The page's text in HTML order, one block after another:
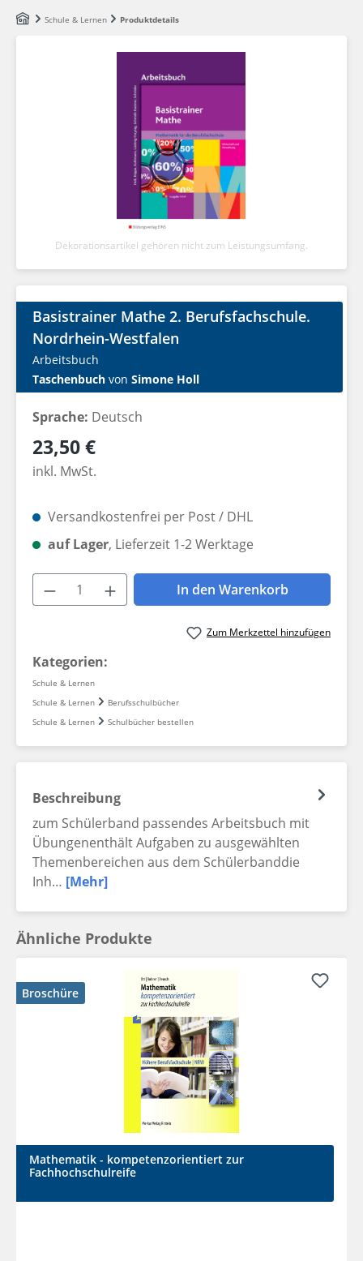
Zum Hauptinhalt springen
Schule & Lernen Produktdetails
Dekorationsartikel gehören nicht zum Leistungsumfang.
Basistrainer Mathe 2. Berufsfachschule.
Nordrhein-Westfalen
Arbeitsbuch
Taschenbuch von Simone Holl
Sprache: Deutsch
Regulärer Preis:
23,50 €
inkl. MwSt.
Versandkostenfrei per Post / DHL
auf Lager, Lieferzeit 1-2 Werktage
Produkt Anzahl: Gib den
In den Warenkorb
Zum Merkzettel hinzufügen
Kategorien:
Schule & Lernen
Schule & Lernen
Berufsschulbücher
Schule & Lernen
Schulbücher bestellen
Beschreibung
zum Schülerband passendes Arbeitsbuch mit
Übungenenthält Aufgaben zu ausgewählten
Themenbereichen aus dem Schülerbanddie
Inh… [Mehr]
Ähnliche Produkte
Broschüre
Mathematik - kompetenzorientiert zur
Fachhochschulreife